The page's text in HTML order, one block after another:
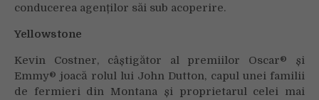
conducerea agenților săi sub acoperire.
Yellowstone
Kevin Costner, câștigător al premiilor Oscar® și
Emmy® joacă rolul lui John Dutton, capul unei familii
de fermieri din Montana și proprietarul celei mai